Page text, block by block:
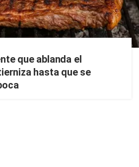
que ablanda el
hasta que se